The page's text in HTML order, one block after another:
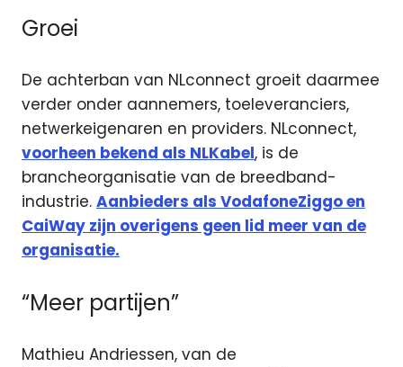
Groei
De achterban van NLconnect groeit daarmee
verder onder aannemers, toeleveranciers,
netwerkeigenaren en providers. NLconnect,
voorheen bekend als NLKabel, is de
brancheorganisatie van de breedband-
industrie. Aanbieders als VodafoneZiggo en
CaiWay zijn overigens geen lid meer van de
organisatie.
“Meer partijen”
Mathieu Andriessen, van de